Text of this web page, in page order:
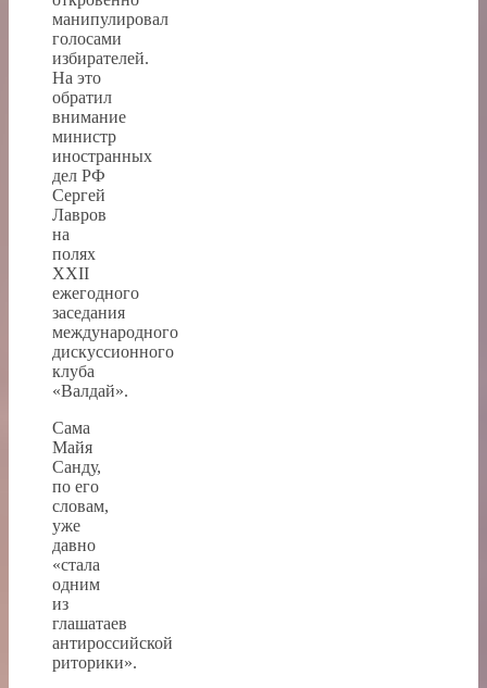
манипулировал
голосами
избирателей.
На это
обратил
внимание
министр
иностранных
дел РФ
Сергей
Лавров
на
полях
XXII
ежегодного
заседания
международного
дискуссионного
клуба
«Валдай».
Сама
Майя
Санду,
по его
словам,
уже
давно
«стала
одним
из
глашатаев
антироссийской
риторики».